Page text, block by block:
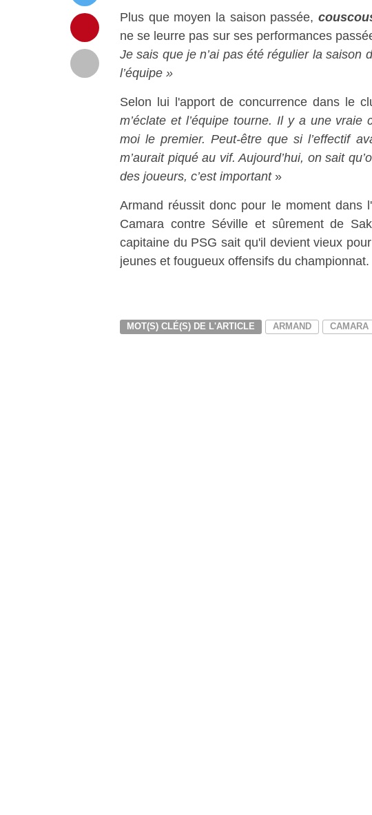
Plus que moyen la saison passée,
ne se leurre pas sur ses performances
Je sais que je n’ai pas été régulier la saison
l’équipe »
Selon lui l'apport de concurrence dans le
m’éclate et l’équipe tourne. Il y a une
moi le premier. Peut-être que si l’effectif
m’aurait piqué au vif. Aujourd’hui, on sait
des joueurs, c’est important»
Armand réussit donc pour le moment dans
Camara contre Séville et sûrement de
capitaine du PSG sait qu'il devient vieux
jeunes et fougueux offensifs du championnat.
MOT(S) CLÉ(S) DE L'ARTICLE ARMAND CAMARA